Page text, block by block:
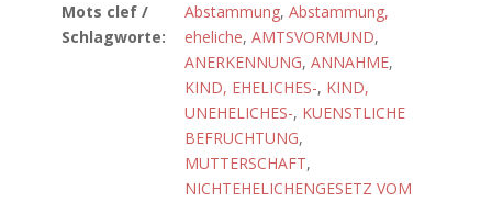
Mots clef /
Schlagworte:
Abstammung, Abstammung,
eheliche, AMTSVORMUND,
ANERKENNUNG, ANNAHME,
KIND, EHELICHES-, KIND,
UNEHELICHES-, KUENSTLICHE
BEFRUCHTUNG,
MUTTERSCHAFT,
NICHTEHELICHENGESETZ VOM